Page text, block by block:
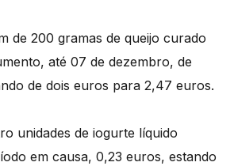
de 200 gramas de queijo curado
até 07 de dezembro, de
de dois euros para 2,47 euros.
unidades de iogurte líquido
em causa, 0,23 euros, estando